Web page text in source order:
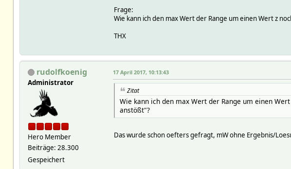
Frage:
Wie kann ich den max Wert der Range um einen Wert z
THX
rudolfkoenig
Administrator
Hero Member
Beiträge: 28.300
Gespeichert
17 April 2017, 10:13:43
Zitat
Wie kann ich den max Wert der Range um einen
anstößt"?
Das wurde schon oefters gefragt, mW ohne Ergebnis/